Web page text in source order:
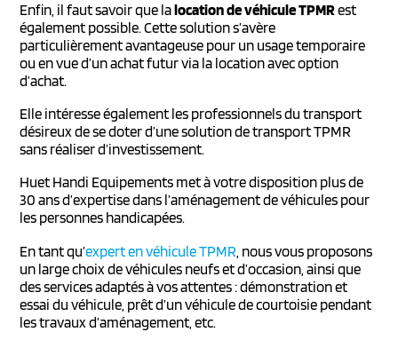
Enfin, il faut savoir que lalocation de véhicule TPMRest
également possible. Cette solution s’avère
particulièrement avantageuse pour un usage temporaire
ou en vue d’un achat futur via la location avec option
d’achat.
Elle intéresse également les professionnels du transport
désireux de se doter d’une solution de transport TPMR
sans réaliser d’investissement.
Huet Handi Equipements met à votre disposition plus de
30 ans d’expertise dans l’aménagement de véhicules pour
les personnes handicapées.
En tant qu’expert en véhicule TPMR , nous vous proposons
un large choix de véhicules neufs et d’occasion, ainsi que
des services adaptés à vos attentes : démonstration et
essai du véhicule, prêt d’un véhicule de courtoisie pendant
les travaux d’aménagement, etc.